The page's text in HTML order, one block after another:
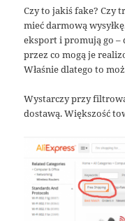
Czy to jakiś fake? Czy
mieć darmową
eksport i promują go –
przez co mogą je
Właśnie dlatego to
Wystarczy przy
dostawą. Większość